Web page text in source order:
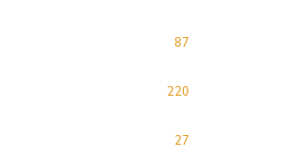
87
220
27